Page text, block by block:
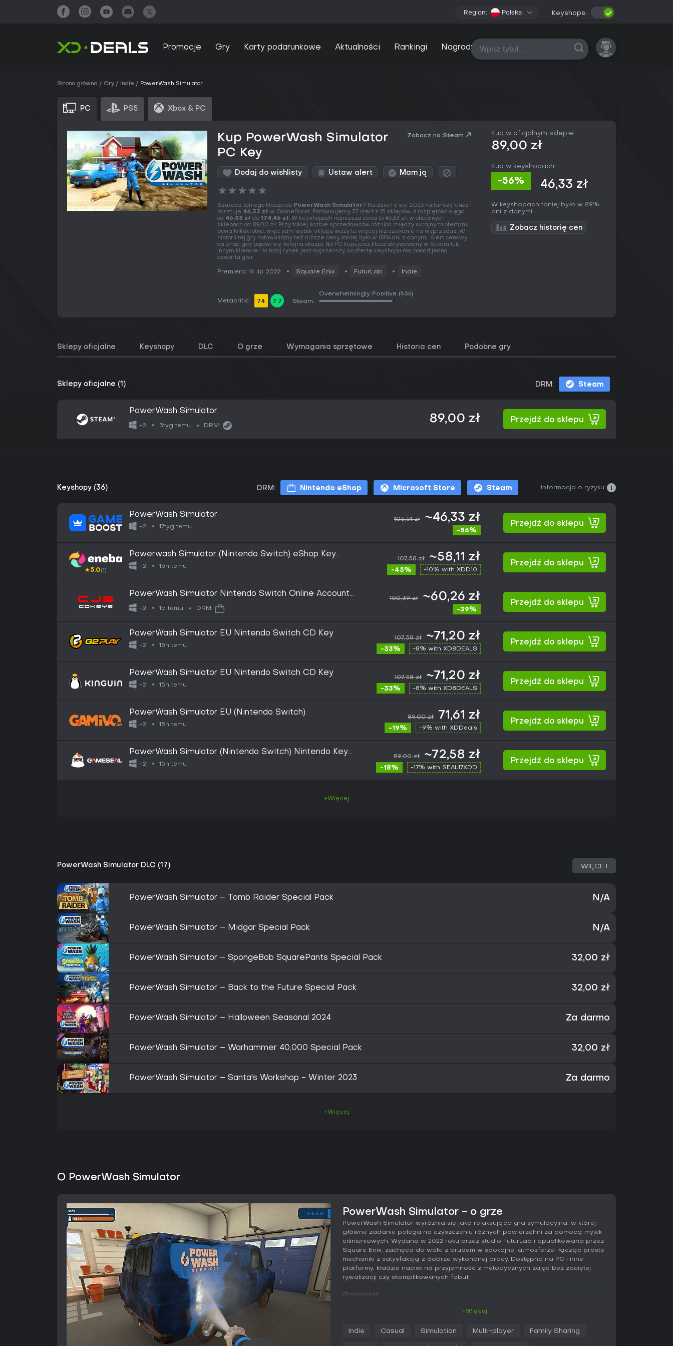
Region: Polska Keyshops:
Promocje Gry Karty podarunkowe Aktualności Rankingi Nagrody Wszystkie platformy
Strona główna Gry Indie PowerWash Simulator
PC PS5 Xbox & PC
Kup PowerWash Simulator
PC Key
Zobacz na Steam
Dodaj do wishlisty Ustaw alert Mam ją
★★★★★
Szukasz taniego klucza do PowerWash Simulator? Na dzień 6 sie 2026 najtańszy klucz
kosztuje 46,33 zł w GameBoost. Porównujemy 37 ofert z 15 sklepów, a rozpiętość sięga
od 46,33 zł do 174,46 zł. W keyshopach najniższa cena to 46,33 zł, w oficjalnych
sklepach od 89,00 zł. Przy takiej liczbie sprzedawców różnica między skrajnymi ofertami
bywa kilkukrotna, więc sam wybór sklepu waży tu więcej niż czekanie na wyprzedaż. W
historii tej gry notowaliśmy też niższe ceny, taniej było w 89% dni z danymi. Alert cenowy
da znać, gdy pojawi się kolejna okazja. Na PC kupujesz klucz aktywowany w Steam lub
innym kliencie i to tutaj rynek jest najszerszy, bo ofertę keyshopu ma ponad jedna
czwarta gier.
Premiera: 14 lip 2022 Square Enix FuturLab Indie
Metacritic: 74 7.7 Steam:
Overwhelmingly Positive (46k)
Kup w oficjalnym sklepie:
89,00 zł
Kup w keyshopach:
-56% 46,33 zł
W keyshopach taniej było w 89%
dni z danymi.
Zobacz historię cen
Sklepy oficjalne Keyshopy DLC O grze Wymagania sprzętowe Historia cen Podobne gry
Sklepy oficjalne (1) DRM: Steam
PowerWash Simulator
+2 3tyg temu DRM:
89,00 zł Przejdź do sklepu
Keyshopy (36) DRM: Nintendo eShop Microsoft Store Steam Informacja o ryzyku:
PowerWash Simulator
+2 17tyg temu
106,51 zł ~46,33 zł
-56%
Przejdź do sklepu
★5.0(1)
Powerwash Simulator (Nintendo Switch) eShop Key
EUROPE
+2 16h temu
107,58 zł ~58,11 zł
-45% -10% with XDD10
Przejdź do sklepu
PowerWash Simulator Nintendo Switch Online Account
Activation (GLOBAL)
+2 1d temu DRM:
100,39 zł ~60,26 zł
-39%
Przejdź do sklepu
PowerWash Simulator EU Nintendo Switch CD Key
+2 15h temu
107,58 zł ~71,20 zł
-33% -8% with XD8DEALS
Przejdź do sklepu
PowerWash Simulator EU Nintendo Switch CD Key
+2 15h temu
107,58 zł ~71,20 zł
-33% -8% with XD8DEALS
Przejdź do sklepu
PowerWash Simulator EU (Nintendo Switch)
+2 15h temu
89,00 zł 71,61 zł
-19% -9% with XDDeals
Przejdź do sklepu
PowerWash Simulator (Nintendo Switch) Nintendo Key
- EU
+2 15h temu
89,00 zł ~72,58 zł
-18% -17% with SEAL17XDD
Przejdź do sklepu
+Więcej
PowerWash Simulator DLC (17) WIĘCEJ
PowerWash Simulator – Tomb Raider Special Pack N/A
PowerWash Simulator – Midgar Special Pack N/A
PowerWash Simulator – SpongeBob SquarePants Special Pack 32,00 zł
PowerWash Simulator – Back to the Future Special Pack 32,00 zł
PowerWash Simulator – Halloween Seasonal 2024 Za darmo
PowerWash Simulator – Warhammer 40,000 Special Pack 32,00 zł
PowerWash Simulator – Santa's Workshop - Winter 2023 Za darmo
+Więcej
O PowerWash Simulator
PowerWash Simulator - o grze
PowerWash Simulator wyróżnia się jako relaksująca gra symulacyjna, w której
główne zadanie polega na czyszczeniu różnych powierzchni za pomocą myjek
ciśnieniowych. Wydana w 2022 roku przez studio FuturLab i opublikowana przez
Square Enix, zachęca do walki z brudem w spokojnej atmosferze, łącząc proste
mechaniki z satysfakcją z dobrze wykonanej pracy. Dostępna na PC i inne
platformy, kładzie nacisk na przyjemność z metodycznych zajęć bez zaciętej
rywalizacji czy skomplikowanych fabuł.
Grywalność
wybierania zleceń, w których czyścisz pojazdy, tarasy czy przestrzenie publiczne
dysze i środki czyszczące, dostosowane do konkretnych rodzajów zabrudzeń o
+Więcej
Indie Casual Simulation Multi-player Family Sharing